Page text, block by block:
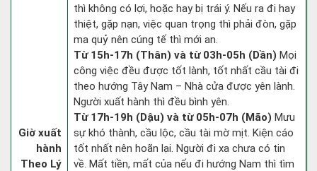
Giờ xuất
hành
Theo Lý
thì không có lợi, hoặc hay bị trái ý. Nếu ra đi hay
thiệt, gặp nạn, việc quan trọng thì phải đòn, gặp
ma quỷ nên cúng tế thì mới an.
Từ 15h-17h (Thân) và từ 03h-05h (Dần) Mọi
công việc đều được tốt lành, tốt nhất cầu tài đi
theo hướng Tây Nam – Nhà cửa được yên lành.
Người xuất hành thì đều bình yên.
Từ 17h-19h (Dậu) và từ 05h-07h (Mão) Mưu
sự khó thành, cầu lộc, cầu tài mờ mịt. Kiện cáo
tốt nhất nên hoãn lại. Người đi xa chưa có tin
về. Mất tiền, mất của nếu đi hướng Nam thì tìm